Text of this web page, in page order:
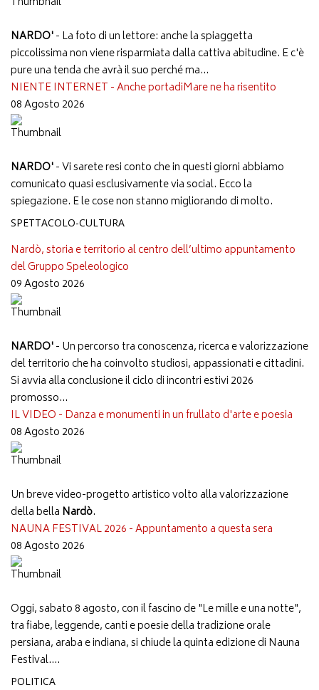
NARDO'- La foto di un lettore: anche la spiaggetta
piccolissima non viene risparmiata dalla cattiva abitudine. E c'è
pure una tenda che avrà il suo perché ma...
NIENTE INTERNET - Anche portadiMare ne ha risentito
08 Agosto 2026
NARDO'- Vi sarete resi conto che in questi giorni abbiamo
comunicato quasi esclusivamente via social. Ecco la
spiegazione. E le cose non stanno migliorando di molto.
SPETTACOLO-CULTURA
Nardò, storia e territorio al centro dell’ultimo appuntamento
del Gruppo Speleologico
09 Agosto 2026
NARDO'- Un percorso tra conoscenza, ricerca e valorizzazione
del territorio che ha coinvolto studiosi, appassionati e cittadini.
Si avvia alla conclusione il ciclo di incontri estivi 2026
promosso...
IL VIDEO - Danza e monumenti in un frullato d'arte e poesia
08 Agosto 2026
Un breve video-progetto artistico volto alla valorizzazione
della bella Nardò.
NAUNA FESTIVAL 2026 - Appuntamento a questa sera
08 Agosto 2026
Oggi, sabato 8 agosto, con il fascino de "Le mille e una notte",
tra fiabe, leggende, canti e poesie della tradizione orale
persiana, araba e indiana, si chiude la quinta edizione di Nauna
Festival....
POLITICA